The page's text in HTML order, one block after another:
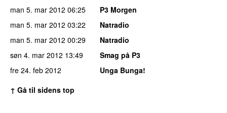
man 5. mar 2012 06:25
P3 Morgen
man 5. mar 2012 03:22
Natradio
man 5. mar 2012 00:29
Natradio
søn 4. mar 2012 13:49
Smag på P3
fre 24. feb 2012
Unga Bunga!
↑ Gå til sidens top